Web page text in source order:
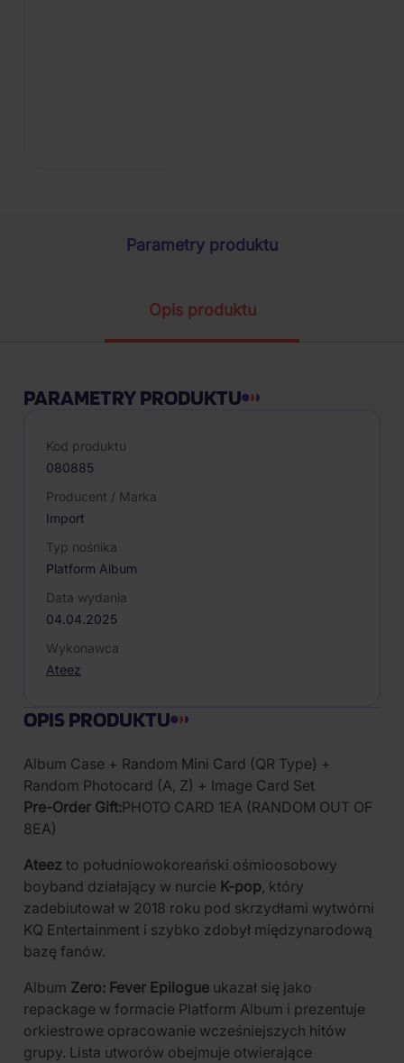
Parametry produktu
Opis produktu
PARAMETRY PRODUKTU
Kod produktu
080885
Producent / Marka
Import
Typ nośnika
Platform Album
Data wydania
04.04.2025
Wykonawca
Ateez
OPIS PRODUKTU
Album Case + Random Mini Card (QR Type) +
Random Photocard (A, Z) + Image Card Set
Pre-Order Gift:PHOTO CARD 1EA (RANDOM OUT OF
8EA)
Ateez to południowokoreański ośmioosobowy
boyband działający w nurcie K-pop, który
zadebiutował w 2018 roku pod skrzydłami wytwórni
KQ Entertainment i szybko zdobył międzynarodową
bazę fanów.
Album Zero: Fever Epilogue ukazał się jako
repackage w formacie Platform Album i prezentuje
orkiestrowe opracowanie wcześniejszych hitów
grupy. Lista utworów obejmuje otwierające